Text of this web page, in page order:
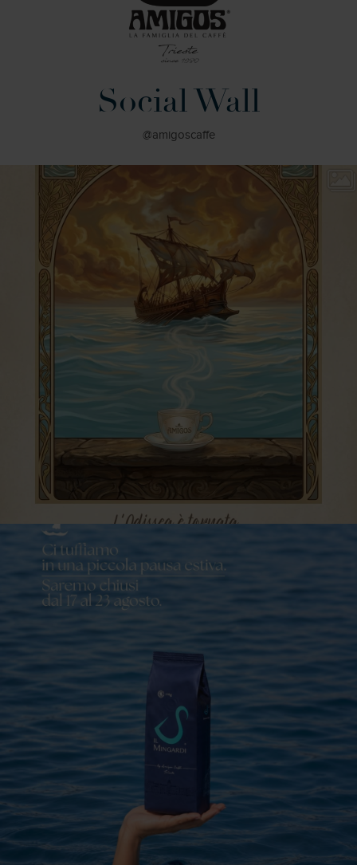
Social Wall
@amigoscaffe